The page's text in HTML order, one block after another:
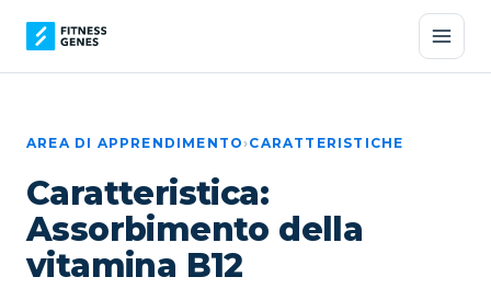
AREA DI APPRENDIMENTO›CARATTERISTICHE
Caratteristica:
Assorbimento della
vitamina B12